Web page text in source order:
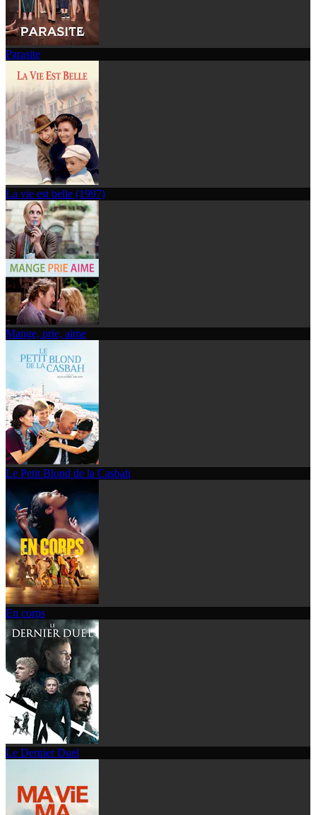
Parasite
La vie est belle (1997)
Mange, prie, aime
Le Petit Blond de la Casbah
En corps
Le Dernier Duel